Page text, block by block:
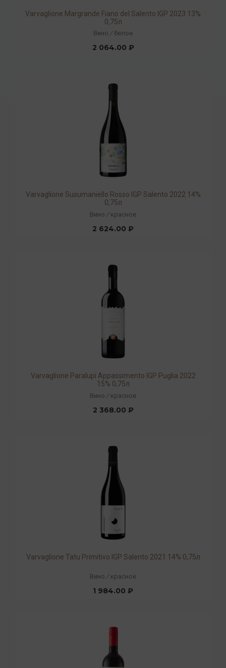
Varvaglione Margrande Fiano del Salento IGP 2023 13%
0,75л
Вино / белое
2 064.00 ₽
Varvaglione Susumaniello Rosso IGP Salento 2022 14%
0,75л
Вино / красное
2 624.00 ₽
Varvaglione Paralupi Appassimento IGP Puglia 2022
15% 0,75л
Вино / красное
2 368.00 ₽
Varvaglione Tatu Primitivo IGP Salento 2021 14% 0,75л
Вино / красное
1 984.00 ₽